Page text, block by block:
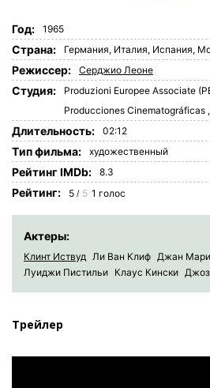
Год: 1965
Страна: Германия, Италия, Испания,
Режиссер: Серджио Леоне
Студия: Produzioni Europee Associate
Producciones Cinematográficas ,
Длительность: 02:12
Tип фильма: художественный
Рейтинг IMDb: 8.3
Рейтинг: 5 / 5 1 голос
Актеры:
Клинт Иствуд Ли Ван Клиф Джан
Луиджи Пистильи Клаус Кински
Трейлер